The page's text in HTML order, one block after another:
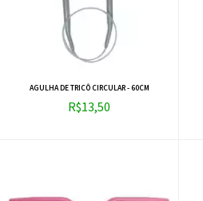
AGULHA DE TRICÔ CIRCULAR - 60CM
R$13,50